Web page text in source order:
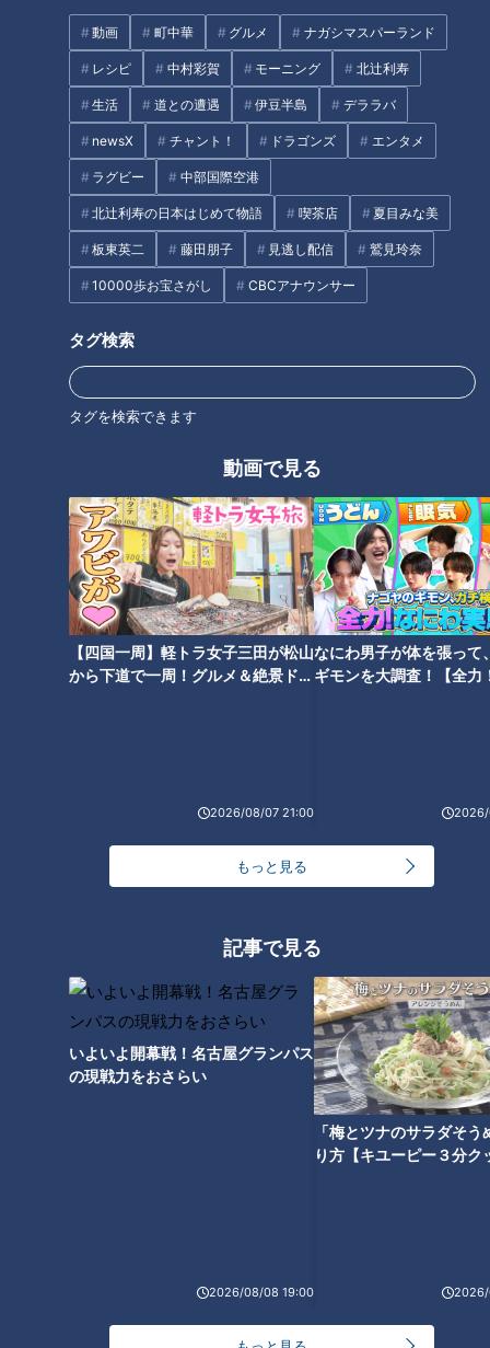
動画 町中華 グルメ ナガシマスパーランド
レシピ 中村彩賀 モーニング 北辻利寿
生活 道との遭遇 伊豆半島 デララバ
newsX チャント！ ドラゴンズ エンタメ
ラグビー 中部国際空港
北辻利寿の日本はじめて物語 喫茶店 夏目みな美
板東英二 藤田朋子 見逃し配信 鷲見玲奈
10000歩お宝さがし CBCアナウンサー
タグ検索
タグを検索できます
動画で見る
【四国一周】軽トラ女子三田が松山
から下道で一周！グルメ＆絶景ドラ
2026/08/07 21:00
なにわ男子が体を張って
ギモンを大調査！【全力
2026/
もっと見る
記事で見る
いよいよ開幕戦！名古屋グランパス
の現戦力をおさらい
2026/08/08 19:00
「梅とツナのサラダそう
り方【キユーピー３分ク
2026/
「アイツの強肩は世界一」中村
武志コーチが元ドラゴンズ加藤
匠馬へ贈る惜別の激励
2019夏反攻へ！ドラゴンズ後半
戦巻き返しのカギを握る6人の
戦士たち！
スポーツ 中日ドラゴンズ コラム 村松開人
オススメ関連コンテンツ
新たな背番号に活躍を誓う福
永、松木平そして根尾～愛しの
ドラゴンズ！２０２５
高橋宏斗が無傷の２５勝達成、
細川＆石川昂＆ボスラーの３０
発トリオ誕生etc・・・ 井上竜
はこうして優勝する！イチサン
ドラ視聴者の勝手な９つの大予
言
開幕ローテ入りを狙います！」
ティネス攻略法
来季は期待の背番号7へ！二軍
スタートから四番打者も務めた
竜の強打者・福永裕基の成長の
シーズンを振り返る！